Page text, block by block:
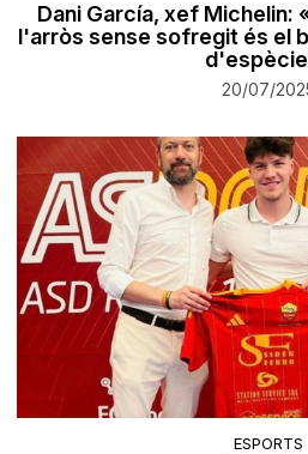
Dani García, xef Michelin:
l'arròs sense sofregit és el
20/07/
ESPORTS